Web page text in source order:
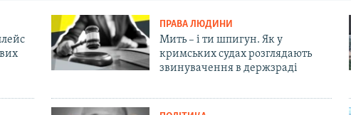
ПРАВА ЛЮДИНИ
Мить – і ти шпигун. Як у
кримських судах розглядають
звинувачення в держзраді